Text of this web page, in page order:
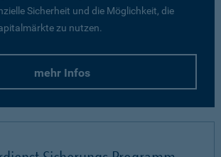
Sicherheit und die Möglichkeit, die
zu nutzen.
mehr Infos